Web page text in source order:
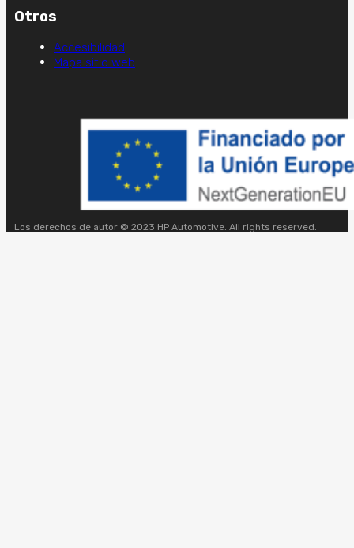
Otros
Accesibilidad
Mapa sitio web
Los derechos de autor © 2023 HP Automotive. All rights reserved.